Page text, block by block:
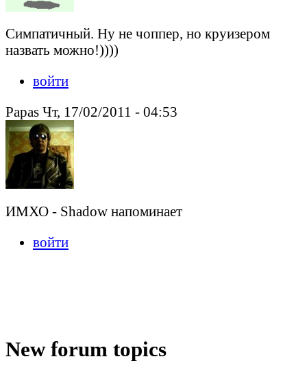
Симпатичный. Ну не чоппер, но круизером
назвать можно!))))
войти
Papas Чт, 17/02/2011 - 04:53
ИМХО - Shadow напоминает
войти
New forum topics